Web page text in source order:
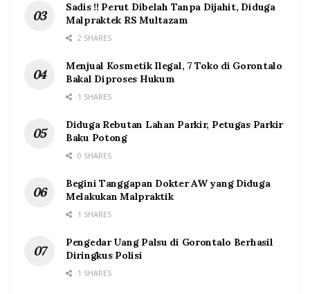
Sadis !! Perut Dibelah Tanpa Dijahit, Diduga
Malpraktek RS Multazam
2 SHARES
Menjual Kosmetik Ilegal, 7 Toko di Gorontalo
Bakal Diproses Hukum
1 SHARES
Diduga Rebutan Lahan Parkir, Petugas Parkir
Baku Potong
0 SHARES
Begini Tanggapan Dokter AW yang Diduga
Melakukan Malpraktik
1 SHARES
Pengedar Uang Palsu di Gorontalo Berhasil
Diringkus Polisi
1 SHARES